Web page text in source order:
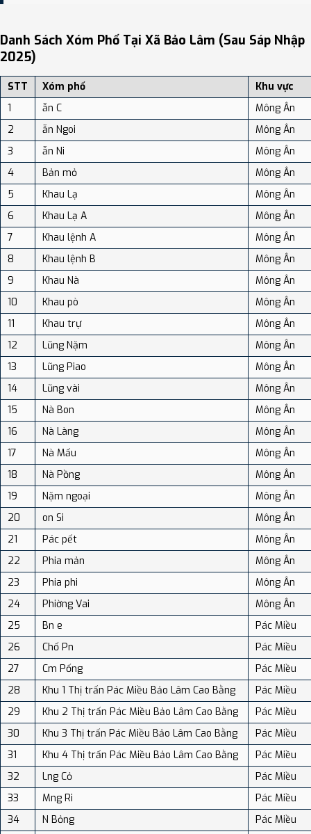
địa điểm tại: VReview.vn - Nền tảng review địa điểm, dịch vụ và du
lịch uy tín tại Việt Nam.
Danh Sách Xóm Phố Tại Xã Bảo Lâm (sau Sáp Nhập
2025)
STT Xóm phố
Khu vực
1
ẫn C
Mông Ân
2
ẫn Ngoi
Mông Ân
3
ẫn Ni
Mông Ân
4
Bản mỏ
Mông Ân
5
Khau Lạ
Mông Ân
6
Khau Lạ A
Mông Ân
7
Khau lệnh A
Mông Ân
8
Khau lệnh B
Mông Ân
9
Khau Nà
Mông Ân
10
Khau pò
Mông Ân
11
Khau trự
Mông Ân
12
Lũng Nặm
Mông Ân
13
Lũng Piao
Mông Ân
14
Lũng vài
Mông Ân
15
Nà Bon
Mông Ân
16
Nà Làng
Mông Ân
17
Nà Mấu
Mông Ân
18
Nà Pồng
Mông Ân
19
Nặm ngoại
Mông Ân
20
on Si
Mông Ân
21
Pác pết
Mông Ân
22
Phia mản
Mông Ân
23
Phia phi
Mông Ân
24
Phiờng Vai
Mông Ân
25
Bn e
Pác Miều
26
Chố Pn
Pác Miều
27
Cm Pống
Pác Miều
28
Khu 1 Thị trấn Pác Miều Bảo Lâm Cao Bằng
Pác Miều
29
Khu 2 Thị trấn Pác Miều Bảo Lâm Cao Bằng
Pác Miều
30
Khu 3 Thị trấn Pác Miều Bảo Lâm Cao Bằng
Pác Miều
31
Khu 4 Thị trấn Pác Miều Bảo Lâm Cao Bằng
Pác Miều
32
Lng Cỏ
Pác Miều
33
Mng Ri
Pác Miều
34
N Bỏng
Pác Miều